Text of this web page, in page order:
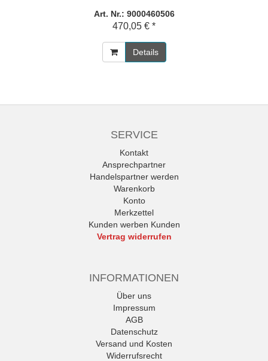
Art. Nr.: 9000460506
470,05 € *
Details
SERVICE
Kontakt
Ansprechpartner
Handelspartner werden
Warenkorb
Konto
Merkzettel
Kunden werben Kunden
Vertrag widerrufen
INFORMATIONEN
Über uns
Impressum
AGB
Datenschutz
Versand und Kosten
Widerrufsrecht